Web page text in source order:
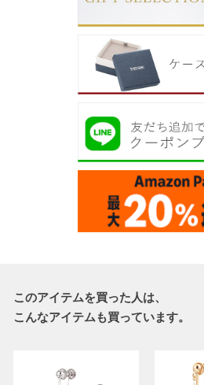
このアイテムを買った人は、
こんなアイテムも買っています。